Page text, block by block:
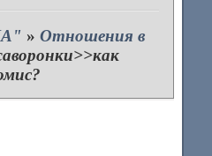
»Отношения в